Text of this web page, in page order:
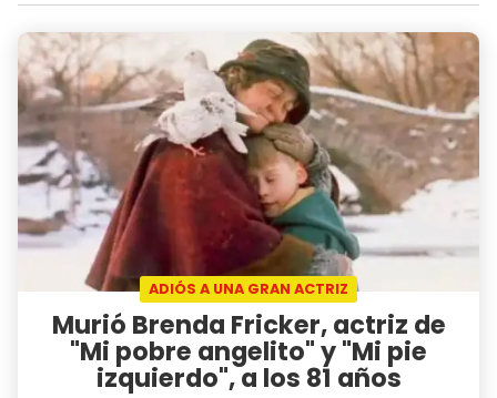
ADIÓS A UNA GRAN ACTRIZ
Murió Brenda Fricker, actriz de
"Mi pobre angelito" y "Mi pie
izquierdo", a los 81 años